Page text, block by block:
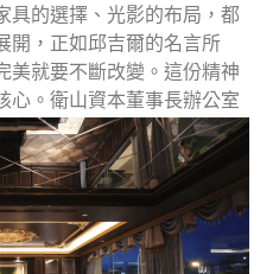
具的選擇、光影的布局，都
開，正如邱吉爾的名言所
美就要不斷改變。這份精神
心。衛山資本董事長辦公室